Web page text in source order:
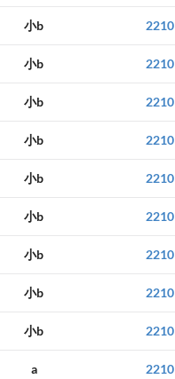
小b 2210
小b 2210
小b 2210
小b 2210
小b 2210
小b 2210
小b 2210
小b 2210
小b 2210
a 2210